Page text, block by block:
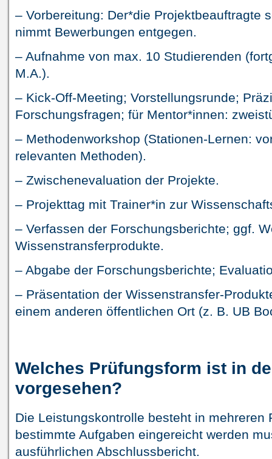
– Vorbereitung: Der*die Projektbeauftragte
nimmt Bewerbungen entgegen.
– Aufnahme von max. 10 Studierenden
M.A.).
– Kick-Off-Meeting; Vorstellungsrunde;
Forschungsfragen; für Mentor*innen:
– Methodenworkshop (Stationen-Lernen:
relevanten Methoden).
– Zwischenevaluation der Projekte.
– Projekttag mit Trainer*in zur
– Verfassen der Forschungsberichte; ggf.
Wissenstransferprodukte.
– Abgabe der Forschungsberichte;
– Präsentation der Wissenstransfer-
einem anderen öffentlichen Ort (z. B. UB
Welches Prüfungsform ist in
vorgesehen?
Die Leistungskontrolle besteht in mehreren
bestimmte Aufgaben eingereicht werden
ausführlichen Abschlussbericht.